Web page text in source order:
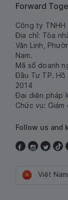
Forward
Công ty TNHH
Địa chỉ: Tòa
Văn Linh,
Nam.
Mã số doanh
Đầu Tư TP. Hồ
2014
Đại diện pháp
Chức vụ:
Follow us and
Việt Nam